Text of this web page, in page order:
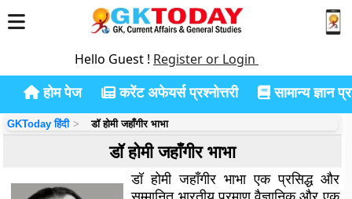
Hello Guest ! Register or Login
होम पेज करेंट अफेयर्स प्रश्नोत्तरी सामान्य ज्ञान
GKToday हिंदी डॉ होमी जहाँगीर भाभा
डॉ होमी जहाँगीर भाभा
डॉ होमी जहाँगीर भाभा एक प्रसिद्ध और